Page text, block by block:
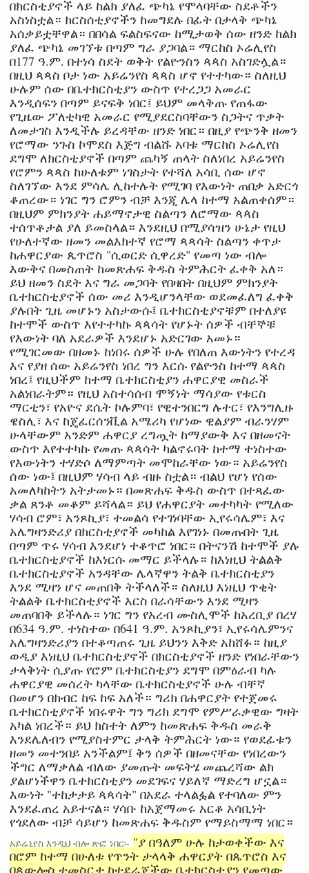
በክርስቲያኖች ላይ ከልክ ያለፈ ጭካኔ የሞላባቸው ስደቶችን
አስነስቷል። ክርስሰቲያኖችን ከመግደሉ በፊት በታላቅ ጭካኔ
አሰቃይቷቸዋል። በበሳል ፍልስፍናው ከሚታወቅ ሰው ዘንድ ከልክ
ያለፈ ጭካኔ መገኘቱ በጣም ግራ ያጋባል። ማርከስ ኦሬሊየስ
በ177 ዓ.ም. በተነሳ ስደት ወቅት የልዮንስን ጳጳስ አስገድሏል።
በዚህ ጳጳስ ቦታ ነው አይሬንየስ ጳጳስ ሆኖ የተተካው። ስለዚህ
ሁሉም ሰው በቤተክርስቲያን ውስጥ የተረጋጋ አመራር
እንዲሰፍን በጣም ይናፍቅ ነበር፤ ይህም መላቅጡ የጠፋው
የጊዜው ፖለቲካዊ አመራር የሚያደርስባቸውን ስጋትና ጥቃት
ለመታገስ እንዲችሉ ይረዳቸው ዘንድ ነበር። በዚያ የጭንቅ ዘመን
የሮማው ንጉስ ኮሞደስ እጅግ ብልሹ አባቱ ማርከስ ኦሬሊየስ
ደግሞ ለክርስቲያኖች በጣም ጨካኝ ጠላት ስለነበረ አይሬንየስ
የሮምን ጳጳስ ከሁለቱም ነገስታት የተሻለ አሳቢ ሰው ሆኖ
ስለገኘው እንደ ምሳሌ ሊከተሉት የሚገባ የእውነት ጠበቃ አድርጎ
ቆጠረው። ነገር ግን ሮምን ብቻ እንጂ ሌላ ከተማ አልጠቀሰም።
በዚህም ምክንያት ሐይማኖታዊ ስልጣን ለሮማው ጳጳስ
ተሰጥቶታል ያለ ይመስላል። እንደዚህ በሚያሳዝን ሁኔታ የዚህ
የሁለተኛው ዘመን መልእክተኛ የሮማ ጳጳሳት ስልጣን ቀጥታ
ከሐዋርያው ጴጥሮስ "ሲወርድ ሲዋረድ" የመጣ ነው ብሎ
እውቅና በመስጠት ከመጽሐፍ ቅዱስ ትምሕርት ፈቀቅ አለ።
ይህ ዘመን ስደት እና ግራ መጋባት የበዛበት በዚህም ምክንያት
ቤተክርስቲያኖች ሰው መሪ እንዲሆንላቸው ወደመፈለግ ፈቀቅ
ያሉበት ጊዜ መሆኑን አስታውሱ፤ ቤተክርስቲያኖቹም በተለያዩ
ከተሞች ውስጥ እየተተካኩ ጳጳሳት የሆኑት ሰዎች ብቸኞቹ
የእውነት ባለ አደራዎች እንደሆኑ አድርገው አመኑ።
የሚገርመው በዘመኑ ከነበሩ ሰዎች ሁሉ የበለጠ እውነትን የተረዳ
እና የያዘ ሰው አይሬንየስ ነበረ ግን እርሱ የልዮንስ ከተማ ጳጳስ
ነበረ፤ የዚህችም ከተማ ቤተክርስቲያን ሐዋርያዊ መስራች
አልነበራትም። የዚህ አስተሳሰብ ሞኝነት ማሳያው የቱርስ
ማርቲን፣ የአዮና ደሴት ኮሉምባ፣ የዊተንበርግ ሉተር፣ የእንግሊዙ
ዌስሊ፣ እና ከጄፈርሰንቪል አሜሪካ የሆነው ዊልያም ብራንሃም
ሁላቸውም አንድም ሐዋርያ ረግጧት ከማያውቅ እና በዘመናት
ውስጥ እየተተካኩ የመጡ ጳጳሳት ካልኖሩባት ከተማ ተነስተው
የእውነትን ተሃድሶ ለማምጣት መሞከራቸው ነው። አይሬንየስ
ሰው ነው፤ በዚህም ሃሳብ ላይ ብዙ ስቷል። ብልህ የሆነ የሰው
አመለካከትን አትታመኑ። በመጽሐፍ ቅዱስ ውስጥ በተጻፈው
ቃል ጸንቶ መቆም ይሻላል። ይህ የሐዋርያት መተካካት የሚለው
ሃሳብ ሮም፣ አንጾኪያ፣ ተመልሳ የተገነባቸው ኢየሩሳሌም፣ እና
አሌግዛንድሪያ በክርስቲያኖች መካከል እየገነኑ በመጡበት ጊዜ
በጣም ጥሩ ሃሳብ እንደሆነ ተቆጥሮ ነበር። በትናንሽ ከተሞች ያሉ
ቤተክርስቲያኖች ከእነርሱ መማር ይችላሉ። ከእነዚህ ትልልቅ
ቤተክርስቲያኖች አንዳቸው ሌላኛዋን ትልቅ ቤተክርስቲያን
እንደ ሚዛን ሆና መጠበቅ ትችላለች። ስለዚህ እነዚህ ጥቂት
ትልልቅ ቤተክርስቲያኖች እርስ በራሳቸውን እንደ ሚዛን
መጠባበቅ ይችላሉ። ነገር ግን የአረብ ሙስሊሞች ከአረቢያ በረሃ
በ634 ዓ.ም. ተነስተው በ641 ዓ.ም. አንጾኪያን፣ ኢየሩሳሌምንና
አሌግዛንድሪያን በተቆጣጠሩ ጊዜ ይህንን እቅድ አከሸፉ። ከዚያ
ወዲያ እነዚህ ቤተክርስቲያኖች በክርስቲያኖች ዘንድ የነበራቸውን
ታላቅነት ሲያጡ የሮም ቤተክርስቲያን ደግሞ በምዕራብ ካሉ
ሐዋርያዊ መሰረት ካላቸው ቤተክርስቲያኖች ሁሉ ብቸኛ
በመሆን በክብር ከፍ ከፍ አለች። ግሪክ በሐዋርያት የተጀመሩ
ቤተክርስቲያኖች ነበሩዋት ግን ግሪክ ደግሞ የምሥራቃዊው ግዛት
አካል ነበረች። ይህ ክስተት ለምን ከመጽሐፍ ቅዱስ መራቅ
እንደሌለብን የሚያስተምር ታላቅ ትምሕርት ነው። የወደፊቱን
ዘመን መተንበይ አንችልም፤ ቅን ሰዎች በዘመናቸው የነበረውን
ችግር ለማቃለል ብለው ያመጡት መፍትሄ መጨረሻው ልክ
ያልሆነችዋን ቤተክርስቲያን መደገፍና ሃይለኛ ማድረግ ሆኗል።
እውነት "ተከታታይ ጳጳሳት" በአደራ ተላልፏል የተባለው ምን
እንደፈጠረ አይተናል። ሃሳቡ ከአጀማመሩ አርቆ አሳቢነት
የጎደለው ብቻ ሳይሆን ከመጽሐፍ ቅዱስም የማይስማማ ነበር።
አይሬኒየስ እንዲህ ብሎ ጽፎ ነበር፡- "ያ በዓለም ሁሉ ከታወቀችው እና
በሮም ከተማ በሁለቱ የጥንት ታላላቅ ሐዋርያት በጴጥሮስ እና
በጳውሎስ ተመስርታ ከተደራጀችው ቤተክርስቲያን የመጣው